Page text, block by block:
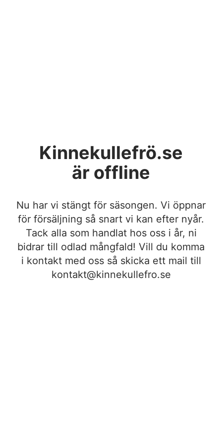
Kinnekullefrö.se
är offline
Nu har vi stängt för säsongen. Vi öppnar
för försäljning så snart vi kan efter nyår.
Tack alla som handlat hos oss i år, ni
bidrar till odlad mångfald! Vill du komma
i kontakt med oss så skicka ett mail till
kontakt@kinnekullefro.se